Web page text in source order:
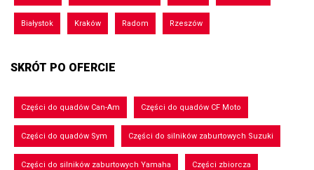
Białystok Kraków Radom Rzeszów
SKRÓT PO OFERCIE
Części do quadów Can-Am Części do quadów CF Moto
Części do quadów Sym Części do silników zaburtowych Suzuki
Części do silników zaburtowych Yamaha Części zbiorcza